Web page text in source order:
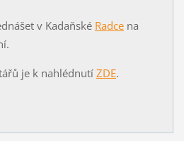
v Kadaňské Radcena
je k nahlédnutí ZDE.